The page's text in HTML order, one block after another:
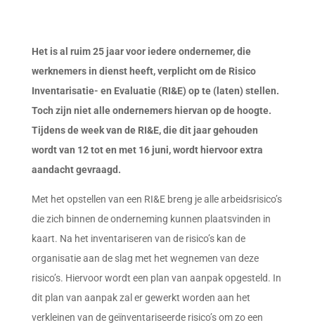
Het is al ruim 25 jaar voor iedere ondernemer, die
werknemers in dienst heeft, verplicht om de Risico
Inventarisatie- en Evaluatie (RI&E) op te (laten) stellen.
Toch zijn niet alle ondernemers hiervan op de hoogte.
Tijdens de week van de RI&E, die dit jaar gehouden
wordt van 12 tot en met 16 juni, wordt hiervoor extra
aandacht gevraagd.
Met het opstellen van een RI&E breng je alle arbeidsrisico’s
die zich binnen de onderneming kunnen plaatsvinden in
kaart. Na het inventariseren van de risico’s kan de
organisatie aan de slag met het wegnemen van deze
risico’s. Hiervoor wordt een plan van aanpak opgesteld. In
dit plan van aanpak zal er gewerkt worden aan het
verkleinen van de geïnventariseerde risico’s om zo een